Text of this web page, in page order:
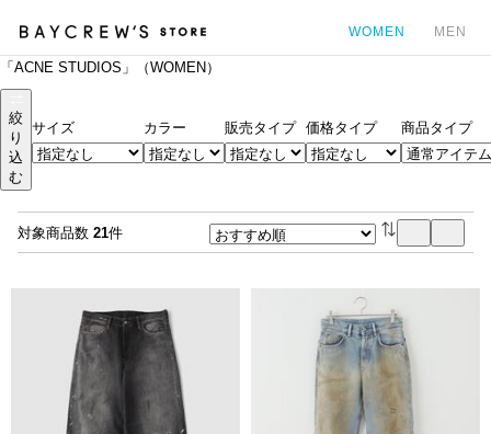
WOMEN MEN
「ACNE STUDIOS」（WOMEN）
絞
り
込
む
サイズ カラー 販売タイプ 価格タイプ 商品タイプ
対象商品数 21件